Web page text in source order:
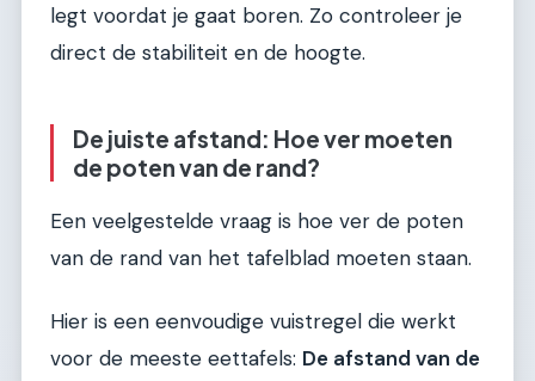
legt voordat je gaat boren. Zo controleer je
direct de stabiliteit en de hoogte.
De juiste afstand: Hoe ver moeten
de poten van de rand?
Een veelgestelde vraag is hoe ver de poten
van de rand van het tafelblad moeten staan.
Hier is een eenvoudige vuistregel die werkt
voor de meeste eettafels: De afstand van de